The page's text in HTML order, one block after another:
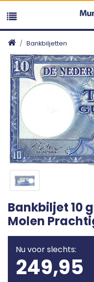
Bankbiljetten
Bankbiljet 10
Molen
Nu voor slechts:
249,95